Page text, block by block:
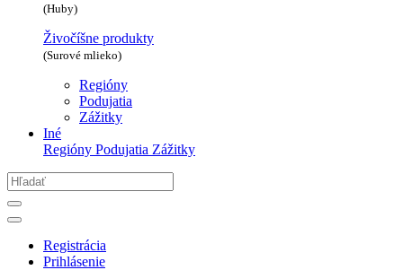
(Huby)
Živočíšne produkty
(Surové mlieko)
Regióny
Podujatia
Zážitky
Iné
Regióny Podujatia Zážitky
Registrácia
Prihlásenie